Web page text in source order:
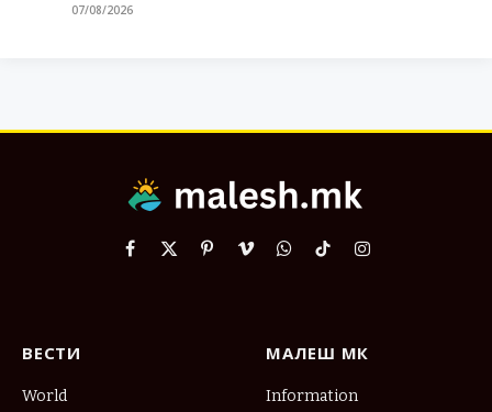
07/08/2026
Facebook
X
PinterestVimeoWhatsApp
TikTokInstagram
ВЕСТИ
World
МАЛЕШ МК
Information